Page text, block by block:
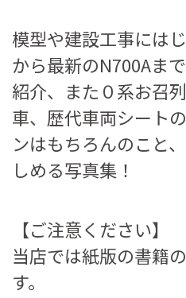
模型や建設工事には
から最新のN700Aま
紹介、また０系お召
車、歴代車両シート
ンはもちろんのこと
しめる写真集！
【ご注意ください】
当店では紙版の書籍
す。